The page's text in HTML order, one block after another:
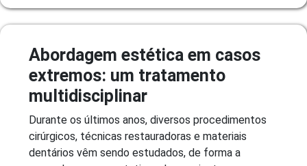
Abordagem estética em casos
extremos: um tratamento
multidisciplinar
Durante os últimos anos, diversos procedimentos
cirúrgicos, técnicas restauradoras e materiais
dentários vêm sendo estudados, de forma a